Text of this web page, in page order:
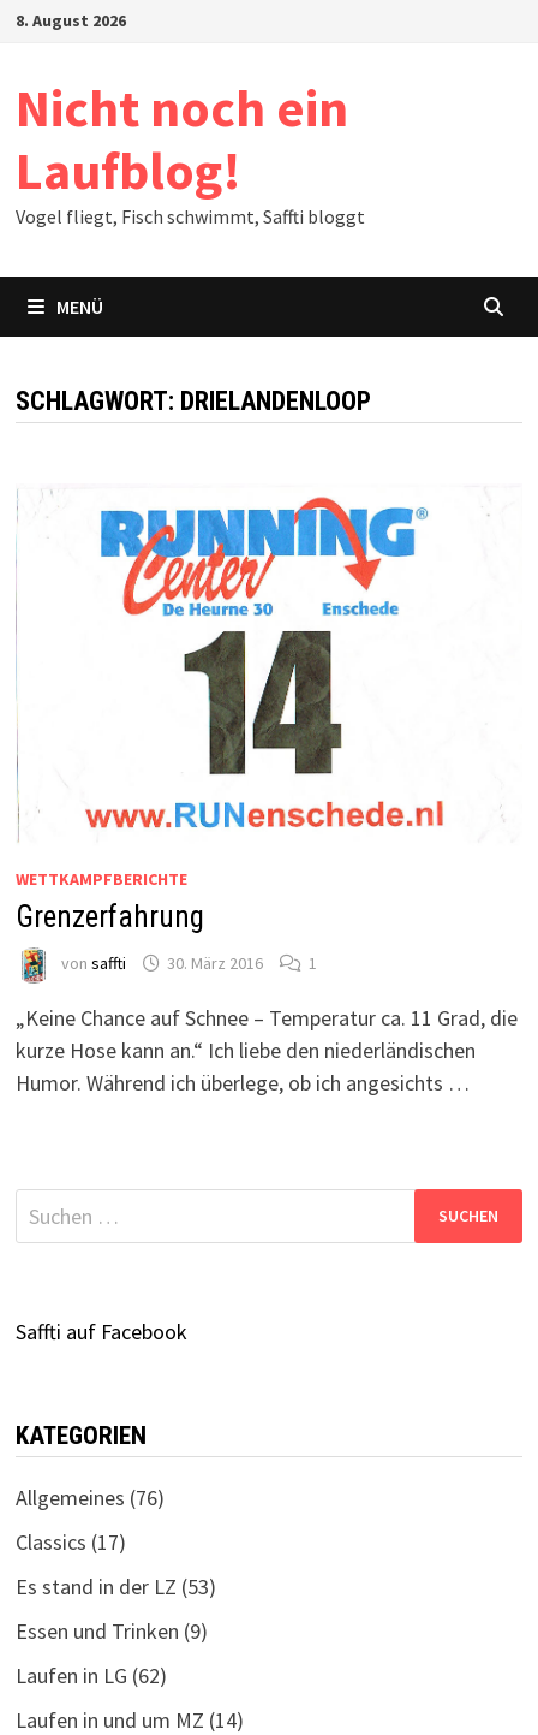
Zum8. August 2026
Nicht noch ein
Laufblog!
Vogel fliegt, Fisch schwimmt, Saffti bloggt
MENÜ
SCHLAGWORT: DRIELANDENLOOP
WETTKAMPFBERICHTE
Grenzerfahrung
von saffti 30. März 2016 1
„Keine Chance auf Schnee – Temperatur ca. 11 Grad, die
kurze Hose kann an.“ Ich liebe den niederländischen
Humor. Während ich überlege, ob ich angesichts …
Suchen
nach:
Saffti auf Facebook
KATEGORIEN
Allgemeines (76)
Classics (17)
Es stand in der LZ (53)
Essen und Trinken (9)
Laufen in LG (62)
Laufen in und um MZ (14)